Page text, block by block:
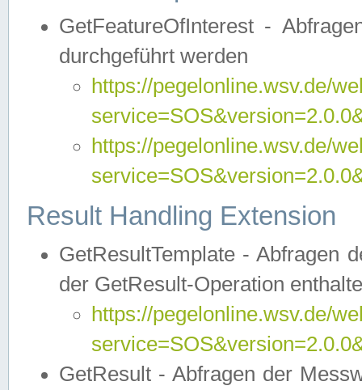
GetFeatureOfInterest -
durchgeführt werden
https://pegelonline.wsv.de/
https://pegelonline.wsv.de/
Result Handling Extension
GetResultTemplate - Abfragen
der GetResult-Operation
https://pegelonline.wsv.de/
GetResult - Abfragen der